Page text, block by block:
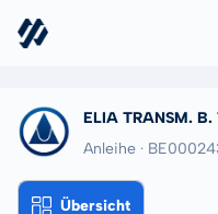
ELIA TRANSM. B.
Anleihe ·
Übersicht